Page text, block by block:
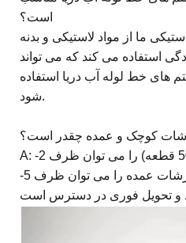
ما از مواد لاستیکی و بدنه
استفاده می کند که می تواند
های خط لوله آب دریا استفاده
شود.
A: سفارشات کوچک (کمتر از 50 قطعه) را می توان ظرف 2-
4 روز کاری تحویل داد. سفارشات عمده را می توان ظرف 5-